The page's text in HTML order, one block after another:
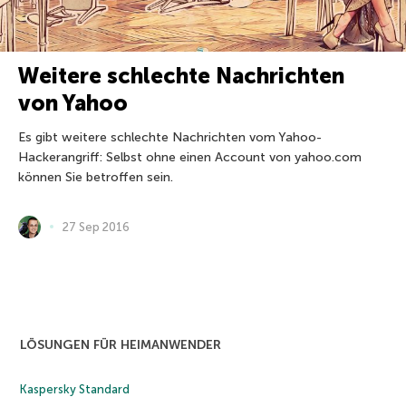
Weitere schlechte Nachrichten
von Yahoo
Es gibt weitere schlechte Nachrichten vom Yahoo-
Hackerangriff: Selbst ohne einen Account von yahoo.com
können Sie betroffen sein.
27 Sep 2016
LÖSUNGEN FÜR HEIMANWENDER
Kaspersky Standard